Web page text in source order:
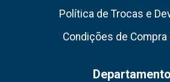
Política de Trocas e
Condições de Compra